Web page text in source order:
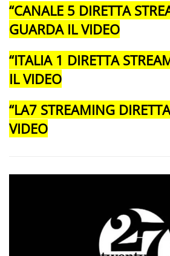
“CANALE 5 DIRETTA
GUARDA IL VIDEO
“ITALIA 1 DIRETTA
IL VIDEO
“LA7 STREAMING
VIDEO